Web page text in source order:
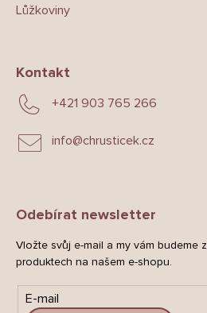
Lůžkoviny
Kontakt
info@chrusticek.cz
+421 903 765 266
Odebírat newsletter
Vložte svůj e-mail a my vám budeme
produktech na našem e-shopu.
E-mail